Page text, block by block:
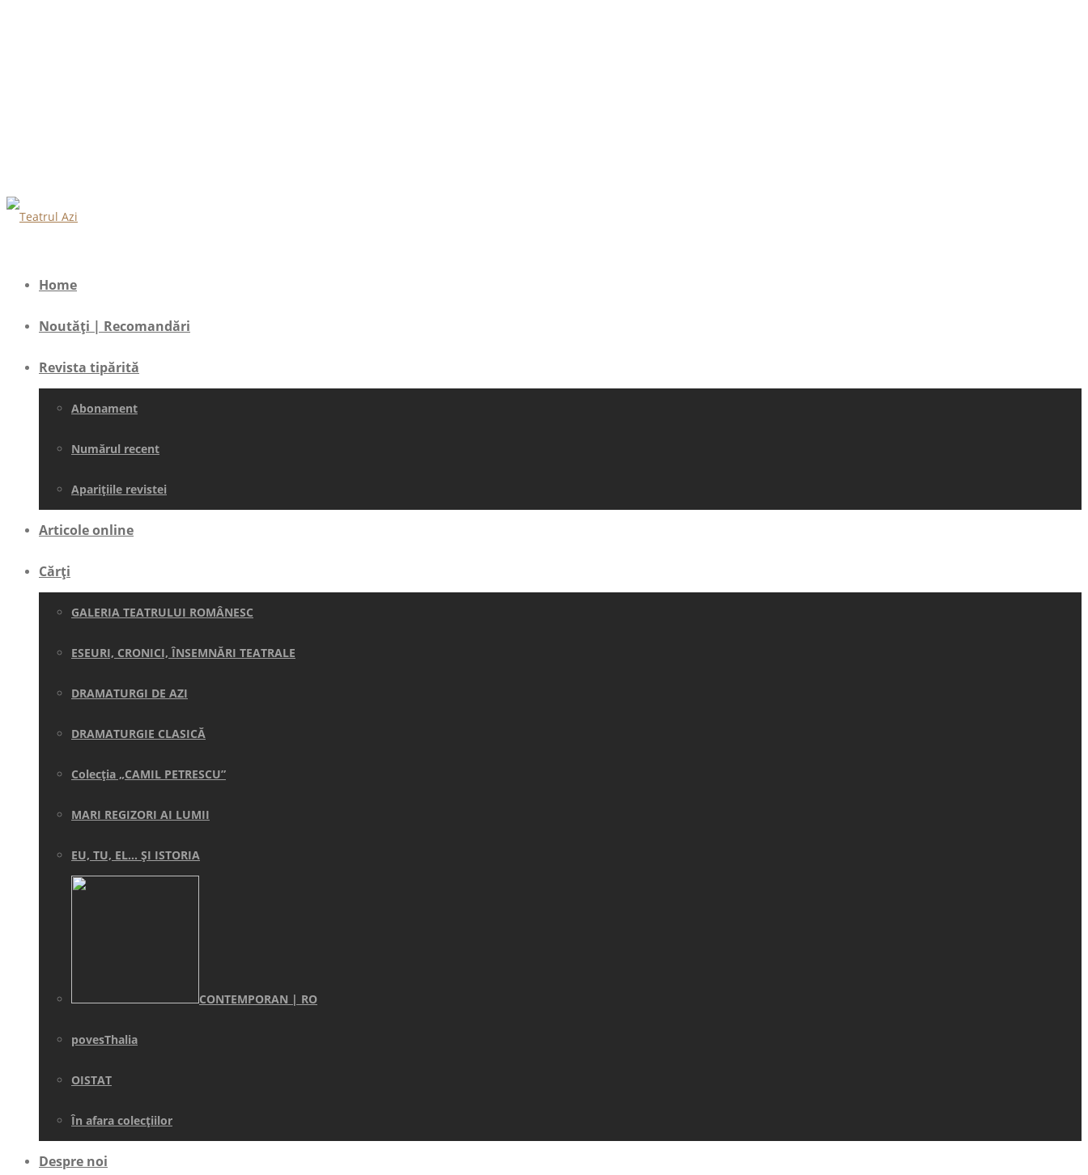
Home
Noutăți | Recomandări
Revista tipărită
Abonament
Numărul recent
Aparițiile revistei
Articole online
Cărți
GALERIA TEATRULUI ROMÂNESC
ESEURI, CRONICI, ÎNSEMNĂRI TEATRALE
DRAMATURGI DE AZI
DRAMATURGIE CLASICĂ
Colecţia „CAMIL PETRESCU”
MARI REGIZORI AI LUMII
EU, TU, EL… ŞI ISTORIA
CONTEMPORAN | RO
povesThalia
OISTAT
În afara colecţiilor
Despre noi